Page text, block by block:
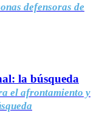
defensoras de
la búsqueda
el afrontamiento y